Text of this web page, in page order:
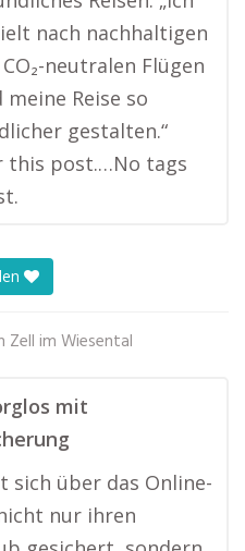
nach nachhaltigen
neutralen Flügen
meine Reise so
gestalten.“
this post.…No tags
Zell im Wiesental
mit
sich über das Online-
nur ihren